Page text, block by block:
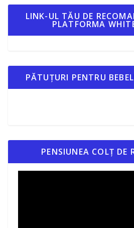
LINK-UL TĂU DE
PLATFORMA
PĂTUȚURI PENTRU
PENSIUNEA COLȚ DE